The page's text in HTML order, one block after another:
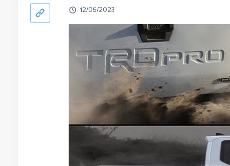
12/05/2023